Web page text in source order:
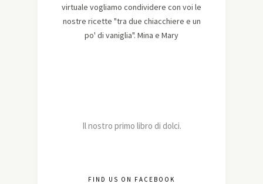
virtuale vogliamo condividere con voi le
nostre ricette "tra due chiacchiere e un
po' di vaniglia". Mina e Mary
Il nostro primo libro di dolci.
FIND US ON FACEBOOK